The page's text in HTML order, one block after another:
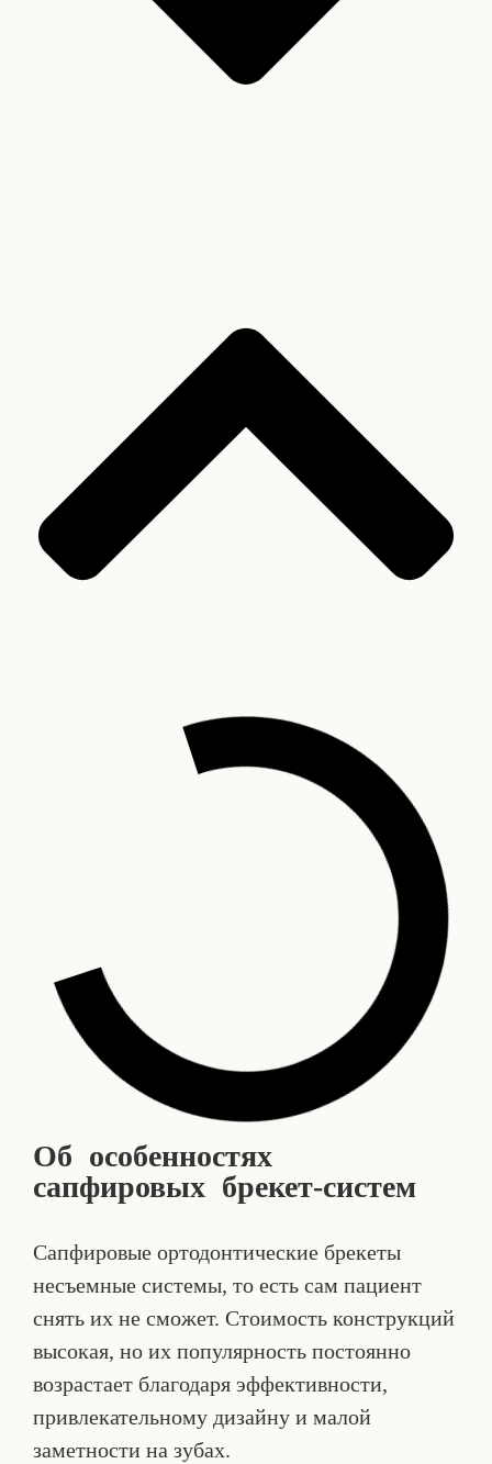
Об особенностях
сапфировых брекет-систем
Сапфировые ортодонтические брекеты
несъемные системы, то есть сам пациент
снять их не сможет. Стоимость конструкций
высокая, но их популярность постоянно
возрастает благодаря эффективности,
привлекательному дизайну и малой
заметности на зубах.